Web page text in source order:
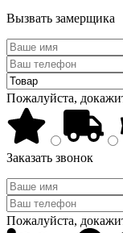
Вызвать замерщика
Пожалуйста,
Заказать звонок
Пожалуйста,